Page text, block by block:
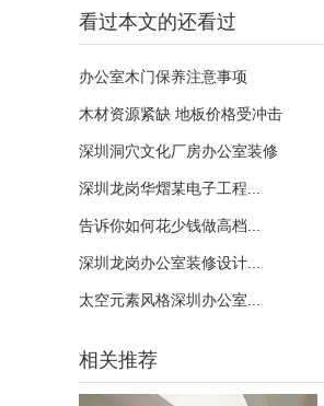
看过本文的还看过
办公室木门保养注意事项
木材资源紧缺 地板价格受冲击
深圳洞穴文化厂房办公室装修
深圳龙岗华熠某电子工程...
告诉你如何花少钱做高档...
深圳龙岗办公室装修设计...
太空元素风格深圳办公室...
相关推荐